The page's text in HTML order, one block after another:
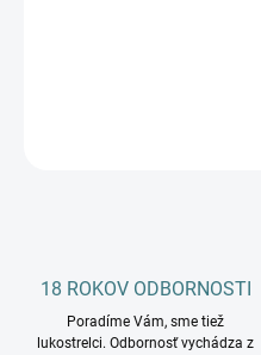
18 ROKOV ODBORNOSTI
Poradíme Vám, sme tiež
lukostrelci. Odbornosť vychádza z